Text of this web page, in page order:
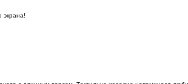
экрана!